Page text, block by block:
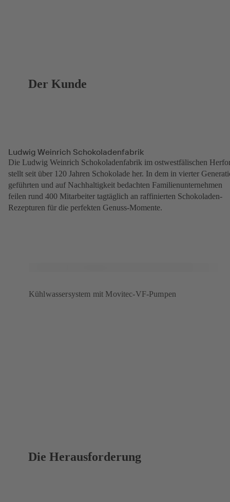
Der Kunde
Ludwig Weinrich Schokoladenfabrik
Die Ludwig Weinrich Schokoladenfabrik im ostwestfälischen
stellt seit über 120 Jahren Schokolade her. In dem in vierter
geführten und auf Nachhaltigkeit bedachten Familienunternehmen
feilen rund 400 Mitarbeiter tagtäglich an raffinierten Schokoladen-
Rezepturen für die perfekten Genuss-Momente.
Kühlwassersystem mit Movitec-VF-Pumpen
Die Herausforderung